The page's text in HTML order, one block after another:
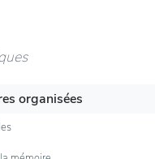
organisées